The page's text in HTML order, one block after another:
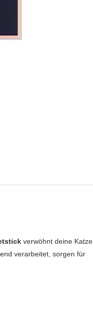
verwöhnt deine Katze
verarbeitet, sorgen für